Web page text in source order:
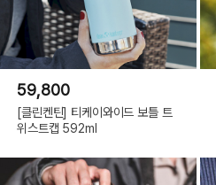
59,800
[클린켄틴] 티케이와이드 보틀 트
위스트캡 592ml